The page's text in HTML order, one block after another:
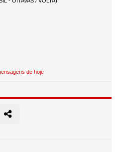
de hoje